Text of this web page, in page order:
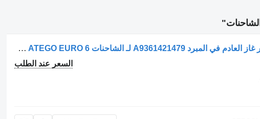
Mercedes-Benz نظام إعادة تدوير غاز العادم في المبرد A9361421479 لـ الشاحنات Mercedes-Benz ATEGO EURO 6
السعر عند الطلب